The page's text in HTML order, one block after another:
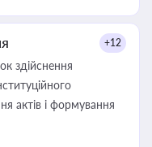
+12
здійснення
актів і формування